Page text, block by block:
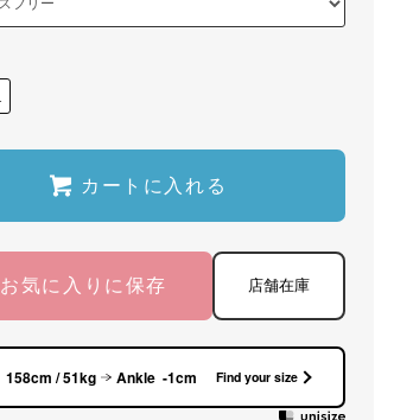
カートに入れる
お気に入りに保存 店舗在庫
158cm / 51kg Ankle -1cm Find your size